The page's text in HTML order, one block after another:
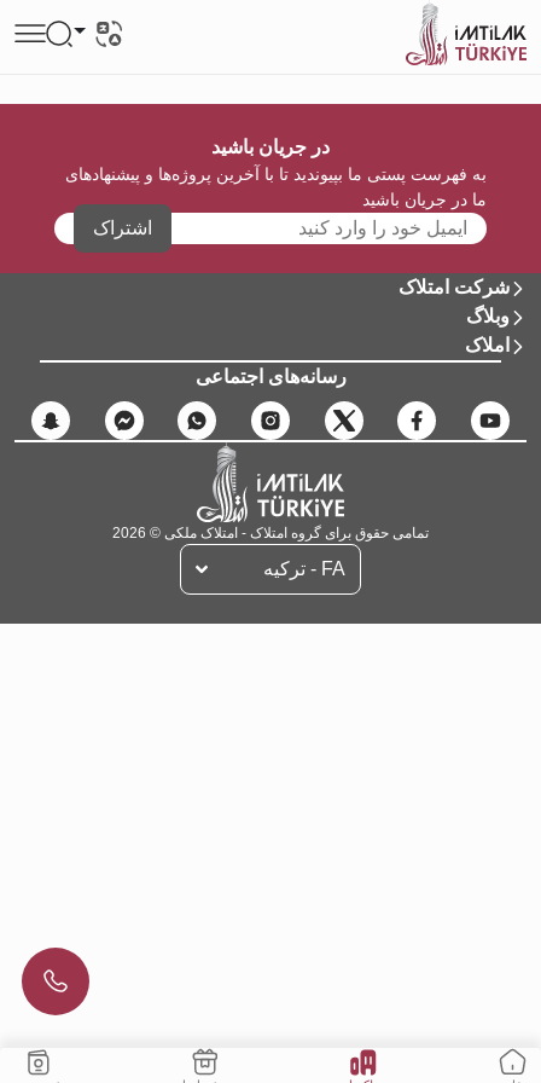
در جریان باشید
به فهرست پستی ما بپیوندید تا با آخرین پروژه‌ها و پیشنهادهای
ما در جریان باشید
اشتراک
شرکت امتلاک
وبلاگ
املاک
رسانه‌های اجتماعی
تمامی حقوق برای گروه امتلاک - امتلاک ملکی © 2026
FA - تركيه